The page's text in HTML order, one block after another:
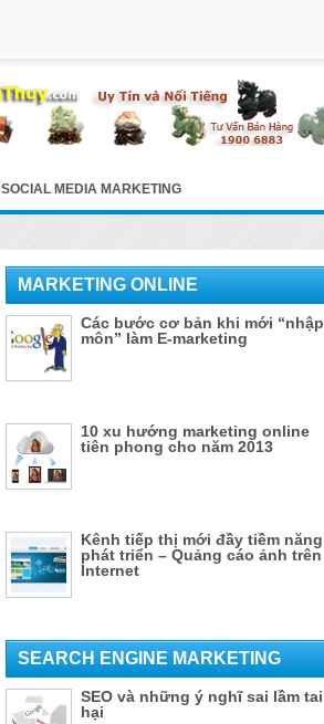
SOCIAL MEDIA MARKETING
MARKETING ONLINE
Các bước cơ bản khi mới “nhập
môn” làm E-marketing
10 xu hướng marketing online
tiên phong cho năm 2013
Kênh tiếp thị mới đầy tiềm năng
phát triển – Quảng cáo ảnh trên
Internet
SEARCH ENGINE MARKETING
SEO và những ý nghĩ sai lầm tai
hại